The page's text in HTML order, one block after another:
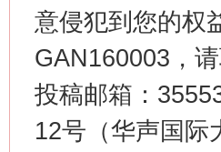
意侵犯到您的权
GAN160003，
投稿邮箱：
12号（华声国际
漫山遍野的桃花与雪山、麦地